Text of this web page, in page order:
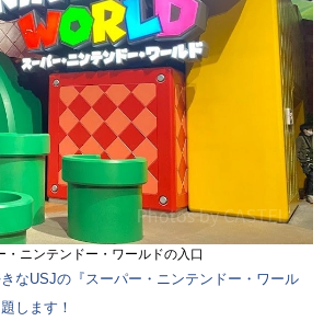
・ニンテンドー・ワールドの入口
なUSJの『スーパー・ニンテンドー・ワール
します！